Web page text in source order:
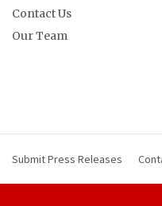
Contact Us
Our Team
Submit Press Releases